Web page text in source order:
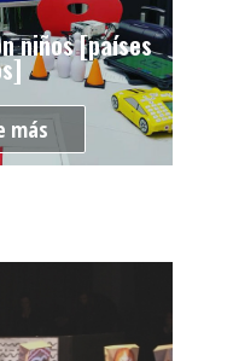
niños [países
más